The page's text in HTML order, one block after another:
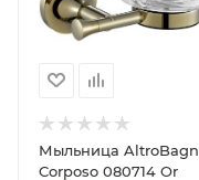
Мыльница
Corposo 080714 Or